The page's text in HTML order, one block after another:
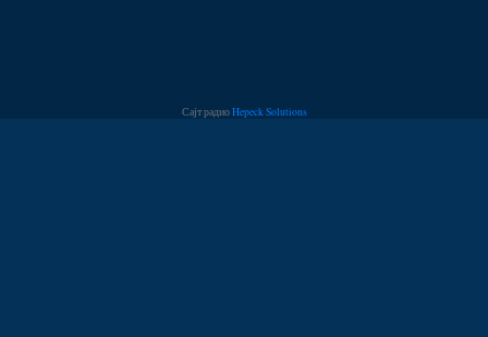
Сајт радиоHepeck Solutions